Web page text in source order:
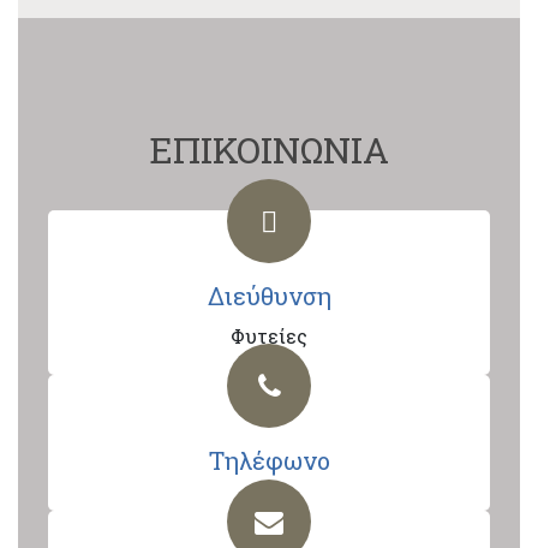
ΕΠΙΚΟΙΝΩΝΙΑ
Διεύθυνση
Φυτείες
Τηλέφωνο